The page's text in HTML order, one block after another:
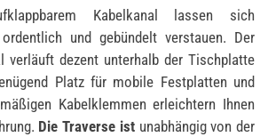
Kabelkanal lassen sich
und gebündelt verstauen. Der
verläuft dezent unterhalb der Tischplatte
Platz für mobile Festplatten und
Kabelklemmen erleichtern Ihnen
Die Traverse istunabhängig von der